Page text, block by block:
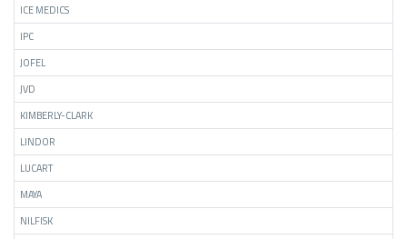
ICE MEDICS
IPC
JOFEL
JVD
KIMBERLY-CLARK
LINDOR
LUCART
MAYA
NILFISK